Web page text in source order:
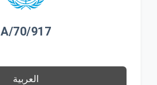
A/70/917
العربية